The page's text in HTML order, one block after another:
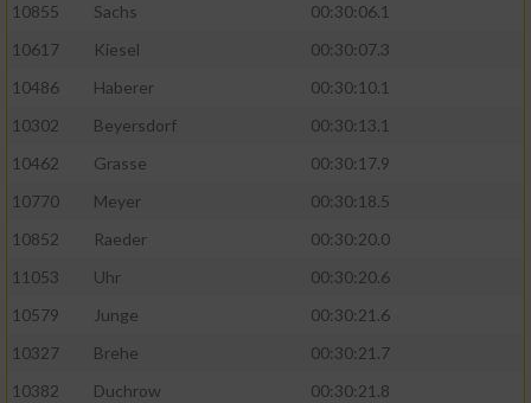
10855
Sachs
00:30:06.1
10617
Kiesel
00:30:07.3
10486
Haberer
00:30:10.1
10302
Beyersdorf
00:30:13.1
10462
Grasse
00:30:17.9
10770
Meyer
00:30:18.5
10852
Raeder
00:30:20.0
11053
Uhr
00:30:20.6
10579
Junge
00:30:21.6
10327
Brehe
00:30:21.7
10382
Duchrow
00:30:21.8